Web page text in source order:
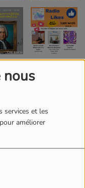
services et les
améliorer